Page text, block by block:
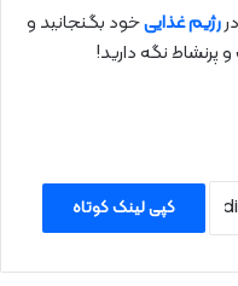
رژیم غذاییخود بگنجانید و
پرنشاط نگه دارید!
کپی لینک کوتاه